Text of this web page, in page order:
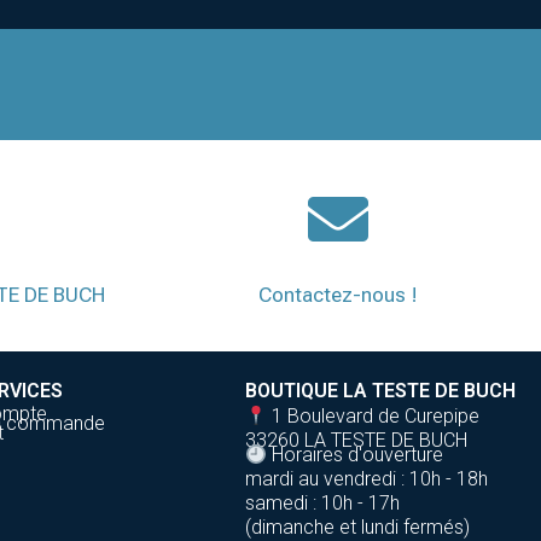
DE BUCH Contactez-nous !
commande
BOUTIQUE LA TESTE DE BUCH
1 Boulevard de Curepipe
33260 LA TESTE DE BUCH
Horaires d'ouverture
mardi au vendredi : 10h - 18h
samedi : 10h - 17h
(dimanche et lundi fermés)